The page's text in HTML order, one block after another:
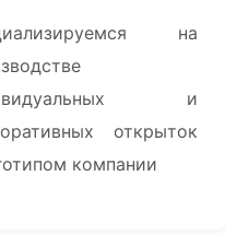
на
и
открыток
компании